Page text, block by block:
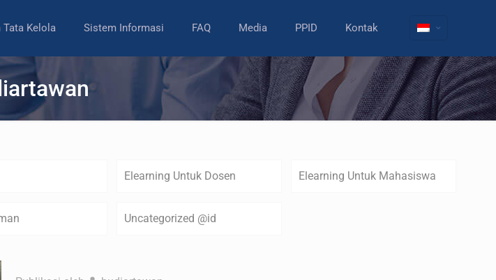
Tata Kelola Sistem Informasi FAQ Media PPID Kontak
Elearning Untuk Dosen Elearning Untuk Mahasiswa
Uncategorized @id